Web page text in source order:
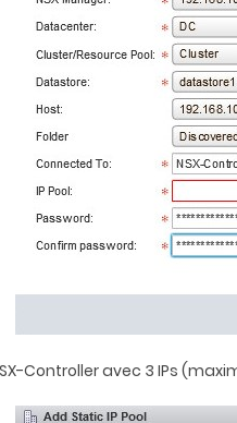
Controller avec 3 IPs